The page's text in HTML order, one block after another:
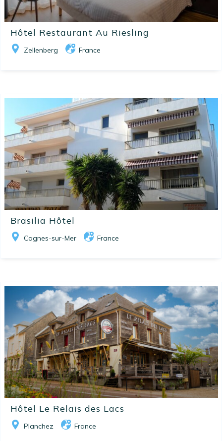
Hôtel Restaurant Au Riesling
Zellenberg France
Brasilia Hôtel
Cagnes-sur-Mer France
Hôtel Le Relais des Lacs
Planchez France